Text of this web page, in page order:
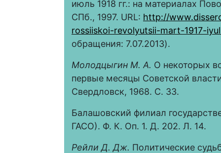
июль 1918 гг.: на материалах
СПб., 1997. URL: http://
rossiiskoi-revolyutsii-mart-1917-
обращения: 7.07.2013).
Молодцыгин M. А. О некоторых
первые месяцы Советской
Свердловск, 1968. С. 33.
Балашовский филиал
ГАСО). Ф. К. Оп. 1. Д. 202. Л. 14.
Рейли Д. Дж. Политические